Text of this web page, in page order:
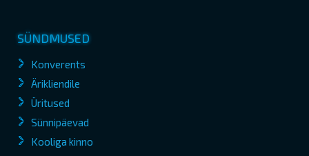
SÜNDMUSED
Konverents
Ärikliendile
Üritused
Sünnipäevad
Kooliga kinno